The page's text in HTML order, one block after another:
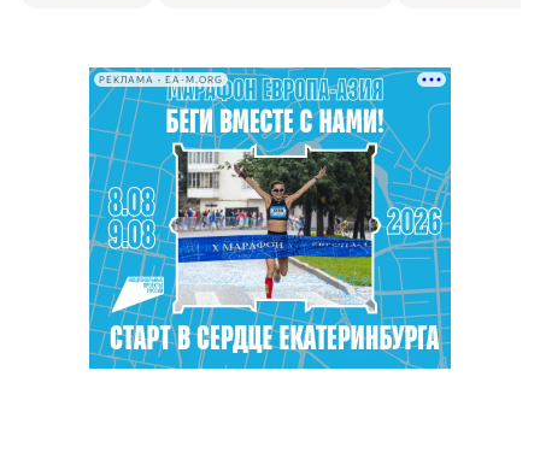
РЕКЛАМА • EA-M.ORG